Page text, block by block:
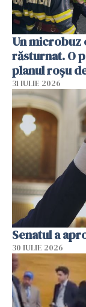
Un microbuz
răsturnat. O
planul roșu
31 IULIE 2026
Senatul a
30 IULIE 2026